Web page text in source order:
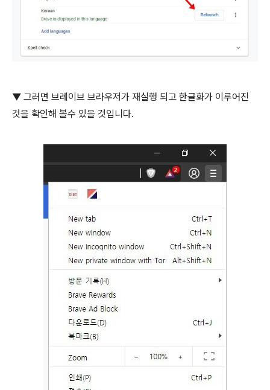
▼ 그러면 브레이브 브라우저가 재실행 되고 한글화가 이루어진
것을 확인해 볼수 있을 것입니다.